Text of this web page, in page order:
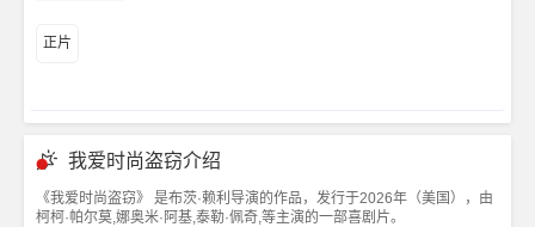
正片
我爱时尚盗窃介绍
《我爱时尚盗窃》 是布茨·赖利导演的作品，发行于2026年（美国），由
柯柯·帕尔莫,娜奥米·阿基,泰勒·佩奇,等主演的一部喜剧片。